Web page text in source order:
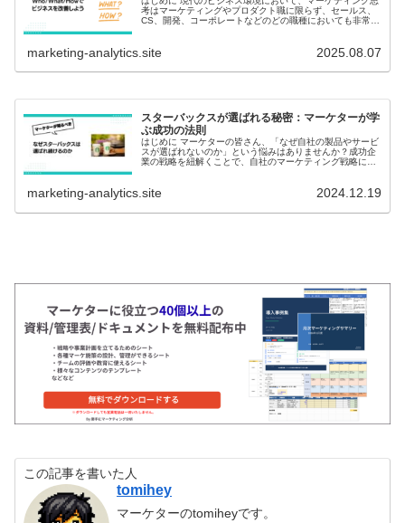
考はマーケティングやプロダクト職に限らず、セールス、
CS、開発、コーポレートなどのどの職種においても非常に
marketing-analytics.site 2025.08.07
スターバックスが選ばれる秘密：マーケターが学
ぶ成功の法則
はじめに マーケターの皆さん、「なぜ自社の製品やサービ
スが選ばれないのか」という悩みはありませんか？成功企
業の戦略を紐解くことで、自社のマーケティング戦略に革
marketing-analytics.site 2024.12.19
この記事を書いた人
tomihey
マーケターのtomiheyです。